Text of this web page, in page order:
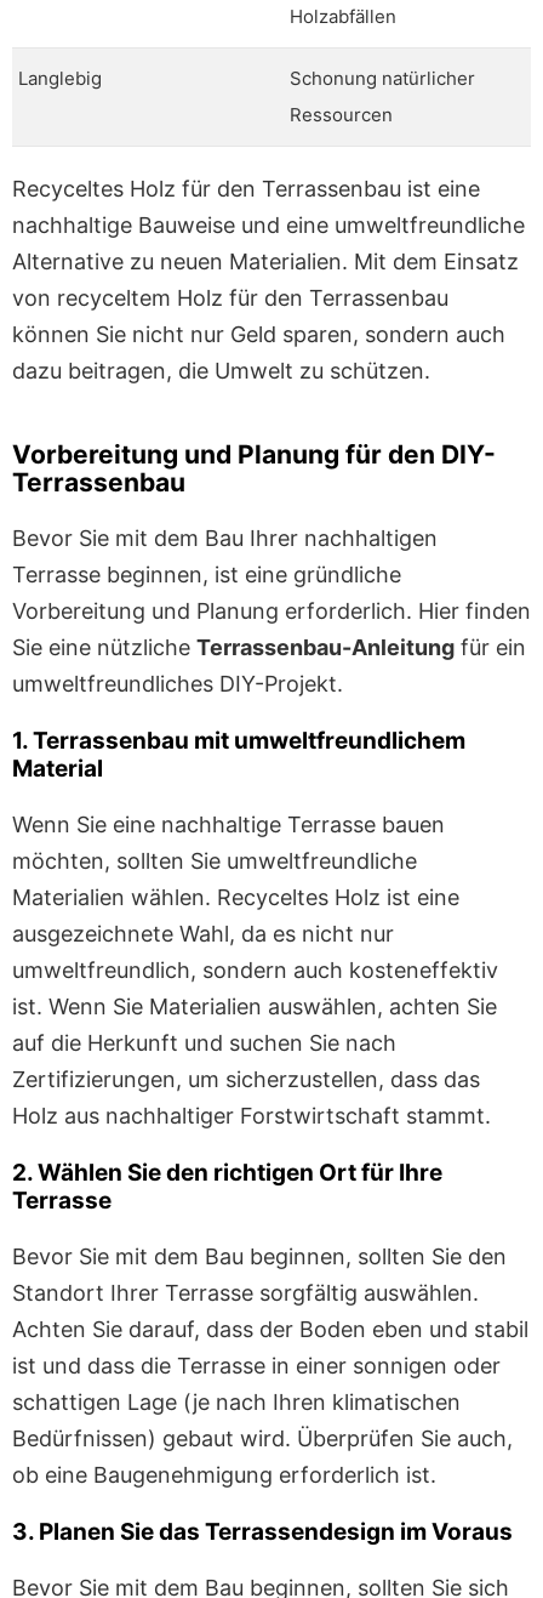
Holzabfällen
Langlebig
Schonung natürlicher
Ressourcen
Recyceltes Holz für den Terrassenbau ist eine
nachhaltige Bauweise und eine umweltfreundliche
Alternative zu neuen Materialien. Mit dem Einsatz
von recyceltem Holz für den Terrassenbau
können Sie nicht nur Geld sparen, sondern auch
dazu beitragen, die Umwelt zu schützen.
Vorbereitung und Planung für den DIY-
Terrassenbau
Bevor Sie mit dem Bau Ihrer nachhaltigen
Terrasse beginnen, ist eine gründliche
Vorbereitung und Planung erforderlich. Hier finden
Sie eine nützliche Terrassenbau-Anleitung für ein
umweltfreundliches DIY-Projekt.
1. Terrassenbau mit umweltfreundlichem
Material
Wenn Sie eine nachhaltige Terrasse bauen
möchten, sollten Sie umweltfreundliche
Materialien wählen. Recyceltes Holz ist eine
ausgezeichnete Wahl, da es nicht nur
umweltfreundlich, sondern auch kosteneffektiv
ist. Wenn Sie Materialien auswählen, achten Sie
auf die Herkunft und suchen Sie nach
Zertifizierungen, um sicherzustellen, dass das
Holz aus nachhaltiger Forstwirtschaft stammt.
2. Wählen Sie den richtigen Ort für Ihre
Terrasse
Bevor Sie mit dem Bau beginnen, sollten Sie den
Standort Ihrer Terrasse sorgfältig auswählen.
Achten Sie darauf, dass der Boden eben und stabil
ist und dass die Terrasse in einer sonnigen oder
schattigen Lage (je nach Ihren klimatischen
Bedürfnissen) gebaut wird. Überprüfen Sie auch,
ob eine Baugenehmigung erforderlich ist.
3. Planen Sie das Terrassendesign im Voraus
Bevor Sie mit dem Bau beginnen, sollten Sie sich